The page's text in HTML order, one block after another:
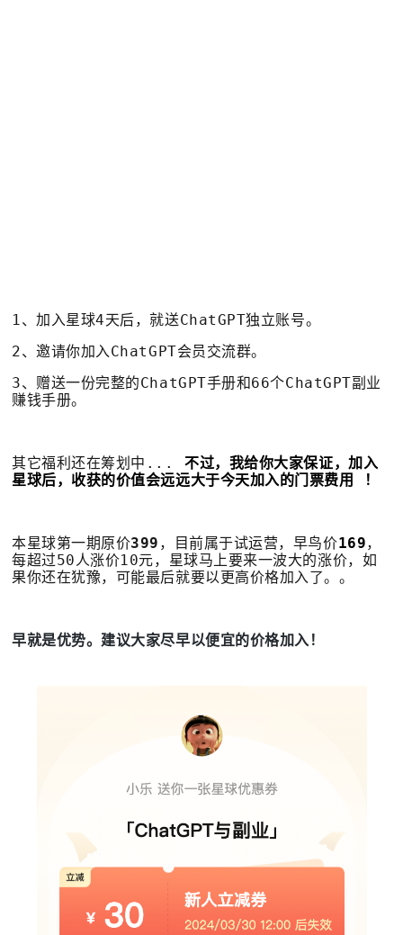
1、加入星球4天后，就送ChatGPT独立账号。
2、邀请你加入ChatGPT会员交流群。
3、赠送一份完整的ChatGPT手册和66个ChatGPT副业
赚钱手册。
其它福利还在筹划中...不过，我给你大家保证，加入
星球后，收获的价值会远远大于今天加入的门票费用 ！
本星球第一期原价399 ，目前属于试运营，早鸟价169，
每超过50人涨价10元，星球马上要来一波大的涨价，如
果你还在犹豫，可能最后就要以更高价格加入了。。
早就是优势。建议大家尽早以便宜的价格加入！